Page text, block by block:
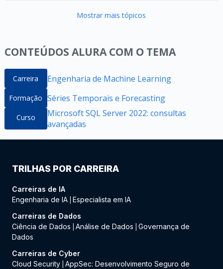
Mostrar mais tópicos
CONTEÚDOS ALURA COM O TEMA
Carreira Engenharia de Machine Learning
Formação Séries Temporais e Forecasting
Curso
Microsoft SQL Server 2022: consultas
avançadas
TRILHAS POR CARREIRA
Carreiras de IA
Engenharia de IA Especialista em IA
Carreiras de Dados
Ciência de Dados
Análise de Dados
Governança de
Dados
Carreiras de Cyber
Cloud Security AppSec: Desenvolvimento Seguro de